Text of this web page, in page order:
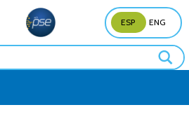
ESP ENG